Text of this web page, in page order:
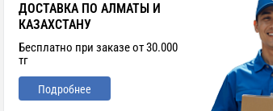
ДОСТАВКА ПО АЛМАТЫ И
КАЗАХСТАНУ
Бесплатно при заказе от 30.000
тг
Подробнее